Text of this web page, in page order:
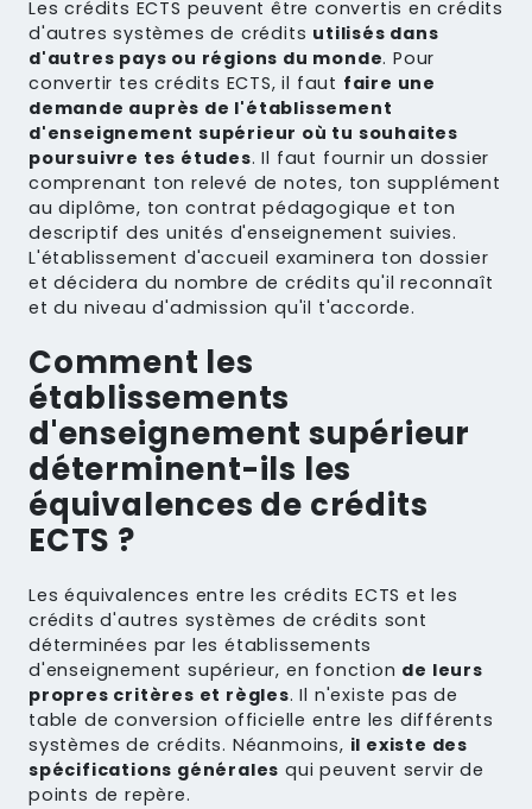
Les crédits ECTS peuvent être convertis en crédits
d'autres systèmes de crédits utilisés dans
d'autres pays ou régions du monde. Pour
convertir tes crédits ECTS, il faut faire une
demande auprès de l'établissement
d'enseignement supérieur où tu souhaites
poursuivre tes études. Il faut fournir un dossier
comprenant ton relevé de notes, ton supplément
au diplôme, ton contrat pédagogique et ton
descriptif des unités d'enseignement suivies.
L'établissement d'accueil examinera ton dossier
et décidera du nombre de crédits qu'il reconnaît
et du niveau d'admission qu'il t'accorde.
Comment les
établissements
d'enseignement supérieur
déterminent-ils les
équivalences de crédits
ECTS ?
Les équivalences entre les crédits ECTS et les
crédits d'autres systèmes de crédits sont
déterminées par les établissements
d'enseignement supérieur, en fonction de leurs
propres critères et règles. Il n'existe pas de
table de conversion officielle entre les différents
systèmes de crédits. Néanmoins, il existe des
spécifications générales qui peuvent servir de
points de repère.